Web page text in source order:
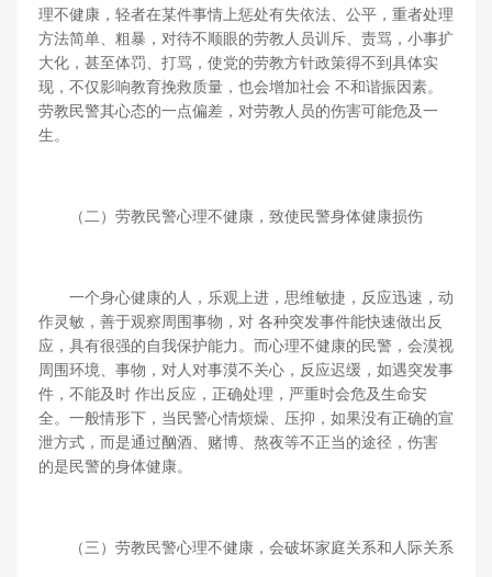
理不健康，轻者在某件事情上惩处有失依法、公平，重者处理
方法简单、粗暴，对待不顺眼的劳教人员训斥、责骂，小事扩
大化，甚至体罚、打骂，使党的劳教方针政策得不到具体实
现，不仅影响教育挽救质量，也会增加社会 不和谐振因素。
劳教民警其心态的一点偏差，对劳教人员的伤害可能危及一
生。
（二）劳教民警心理不健康，致使民警身体健康损伤
一个身心健康的人，乐观上进，思维敏捷，反应迅速，动
作灵敏，善于观察周围事物，对 各种突发事件能快速做出反
应，具有很强的自我保护能力。而心理不健康的民警，会漠视
周围环境、事物，对人对事漠不关心，反应迟缓，如遇突发事
件，不能及时 作出反应，正确处理，严重时会危及生命安
全。一般情形下，当民警心情烦燥、压抑，如果没有正确的宣
泄方式，而是通过酗酒、赌博、熬夜等不正当的途径，伤害
的是民警的身体健康。
（三）劳教民警心理不健康，会破坏家庭关系和人际关系